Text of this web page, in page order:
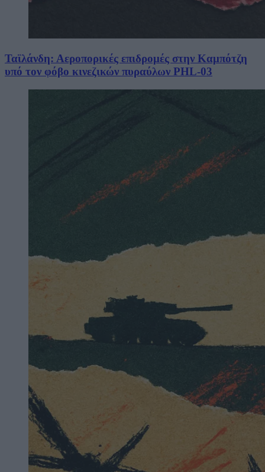
Ταϊλάνδη: Αεροπορικές επιδρομές στην Καμπότζη
υπό τον φόβο κινεζικών πυραύλων PHL-03